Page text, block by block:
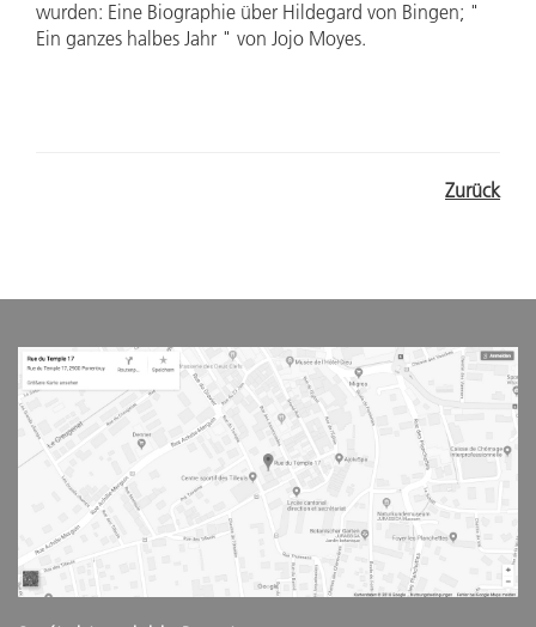
wurden: Eine Biographie über Hildegard von Bingen; "
Ein ganzes halbes Jahr " von Jojo Moyes.
Zurück